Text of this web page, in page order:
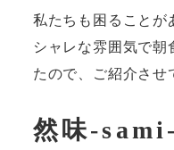
私たちも困ることが
シャレな雰囲気で朝
たので、ご紹介させ
然味-sami-